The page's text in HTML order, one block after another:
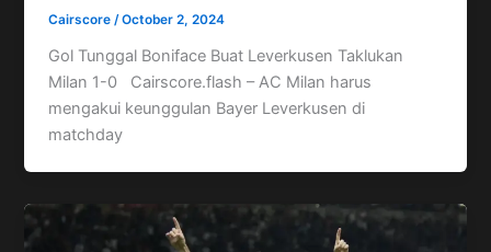
Cairscore/October 2, 2024
Gol Tunggal Boniface Buat Leverkusen Taklukan
Milan 1-0 Cairscore.flash – AC Milan harus
mengakui keunggulan Bayer Leverkusen di
matchday